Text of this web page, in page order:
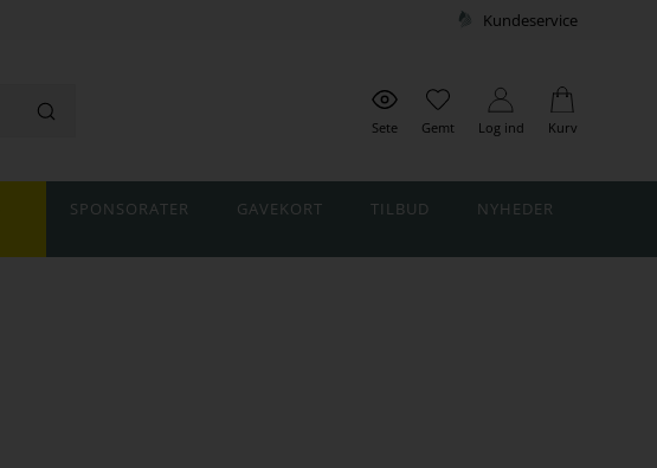
Kundeservice
Sete Gemt Log ind Kurv
SPONSORATER GAVEKORT TILBUD NYHEDER